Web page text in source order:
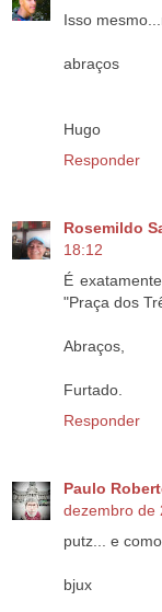
Isso
abraços
Hugo
Responder
Rosemildo
18:12
É
"Praça dos
Abraços,
Furtado.
Responder
Paulo
dezembro de
putz... e
bjux